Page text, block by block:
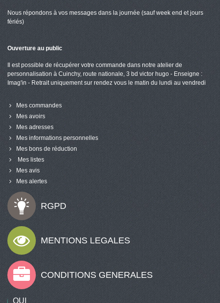
RGPD
MENTIONS LEGALES
CONDITIONS GENERALES
QUI
Nous répondons à vos messages dans la journée (sauf week end et jours
fériés)
Ouverture au public
Il est possible de récupérer votre commande dans notre atelier de
personnalisation à Cuinchy, route nationale, 3 bd victor hugo - Enseigne :
Imag'in - Retrait uniquement sur rendez vous le matin du lundi au vendredi
Mes commandes
Mes avoirs
Mes adresses
Mes informations personnelles
Mes bons de réduction
Mes listes
Mes avis
Mes alertes